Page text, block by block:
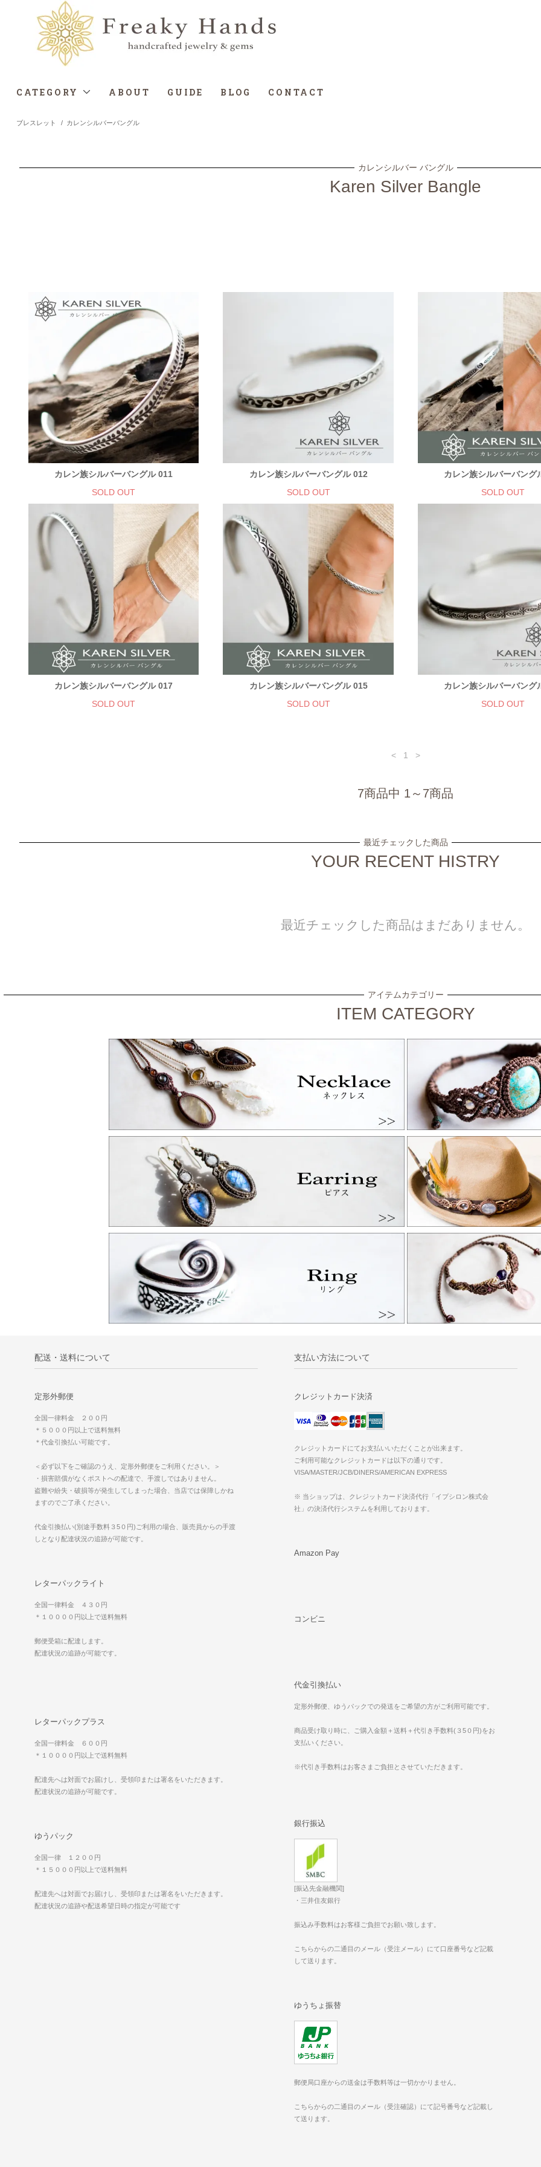
CATEGORY ABOUT GUIDE BLOG CONTACT
ブレスレット / カレンシルバーバングル
カレンシルバー バングル
Karen Silver Bangle
カレン族シルバーバングル 011
SOLD OUT
カレン族シルバーバングル 012
SOLD OUT
カレン族シルバーバング
SOLD OUT
カレン族シルバーバングル 017
SOLD OUT
カレン族シルバーバングル 015
SOLD OUT
カレン族シルバーバング
SOLD OUT
< 1 >
7商品中 1～7商品
最近チェックした商品
YOUR RECENT HISTRY
最近チェックした商品はまだありません。
アイテムカテゴリー
ITEM CATEGORY
配送・送料について
定形外郵便
全国一律料金 ２００円
＊５０００円以上で送料無料
＊代金引換払い可能です。
＜必ず以下をご確認のうえ、定形外郵便をご利用ください。＞
・損害賠償がなくポストへの配達で、手渡しではありません。
盗難や紛失・破損等が発生してしまった場合、当店では保障しかね
ますのでご了承ください。
代金引換払い(別途手数料３5０円)ご利用の場合、販売員からの手渡
しとなり配達状況の追跡が可能です。
レターパックライト
全国一律料金 ４３０円
＊１００００円以上で送料無料
郵便受箱に配達します。
配達状況の追跡が可能です。
レターパックプラス
全国一律料金 ６００円
＊１００００円以上で送料無料
配達先へは対面でお届けし、受領印または署名をいただきます。
配達状況の追跡が可能です。
ゆうパック
全国一律 １２００円
＊１５０００円以上で送料無料
配達先へは対面でお届けし、受領印または署名をいただきます。
配達状況の追跡や配送希望日時の指定が可能です
支払い方法について
クレジットカード決済
クレジットカードにてお支払いいただくことが出来ます。
ご利用可能なクレジットカードは以下の通りです。
VISA/MASTER/JCB/DINERS/AMERICAN EXPRESS
※ 当ショップは、クレジットカード決済代行「イプシロン株式会
社」の決済代行システムを利用しております。
Amazon Pay
コンビニ
代金引換払い
定形外郵便、ゆうパックでの発送をご希望の方がご利用可能です。
商品受け取り時に、ご購入金額＋送料＋代引き手数料(３5０円)をお
支払いください。
※代引き手数料はお客さまご負担とさせていただきます。
銀行振込
[振込先金融機関]
・三井住友銀行
振込み手数料はお客様ご負担でお願い致します。
こちらからの二通目のメール（受注メール）にて口座番号など記載
して送ります。
ゆうちょ振替
郵便局口座からの送金は手数料等は一切かかりません。
こちらからの二通目のメール（受注確認）にて記号番号など記載し
て送ります。